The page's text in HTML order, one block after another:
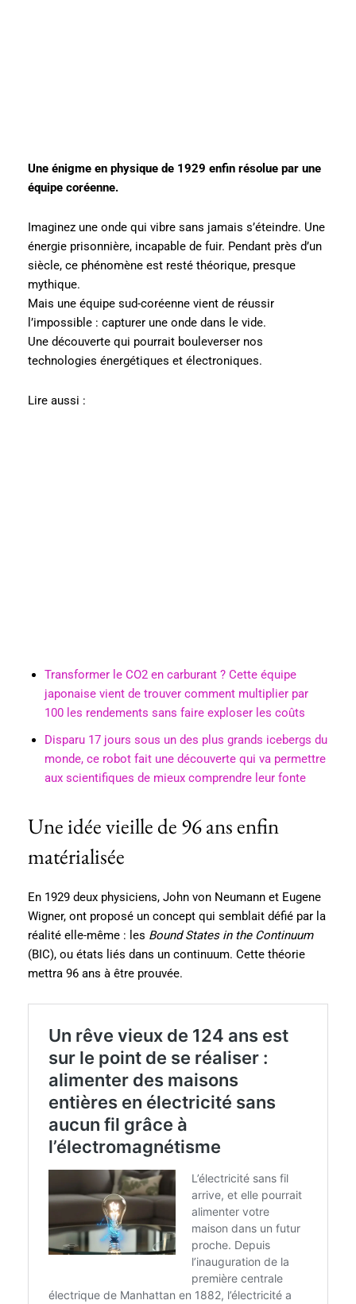
Une énigme en physique de 1929 enfin résolue par une
équipe coréenne.
Imaginez une onde qui vibre sans jamais s’éteindre. Une
énergie prisonnière, incapable de fuir. Pendant près d’un
siècle, ce phénomène est resté théorique, presque
mythique.
Mais une équipe sud-coréenne vient de réussir
l’impossible : capturer une onde dans le vide.
Une découverte qui pourrait bouleverser nos
technologies énergétiques et électroniques.
Lire aussi :
Transformer le CO2 en carburant ? Cette équipe
japonaise vient de trouver comment multiplier par
100 les rendements sans faire exploser les coûts
Disparu 17 jours sous un des plus grands icebergs du
monde, ce robot fait une découverte qui va permettre
aux scientifiques de mieux comprendre leur fonte
Une idée vieille de 96 ans enfin
matérialisée
En 1929 deux physiciens, John von Neumann et Eugene
Wigner, ont proposé un concept qui semblait défié par la
réalité elle-même : les Bound States in the Continuum
(BIC), ou états liés dans un continuum. Cette théorie
mettra 96 ans à être prouvée.